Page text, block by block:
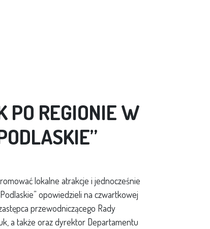
PO REGIONIE W
lokalne atrakcje i jednocześnie
opowiedzieli na czwartkowej
przewodniczącego Rady
a także oraz dyrektor Departamentu